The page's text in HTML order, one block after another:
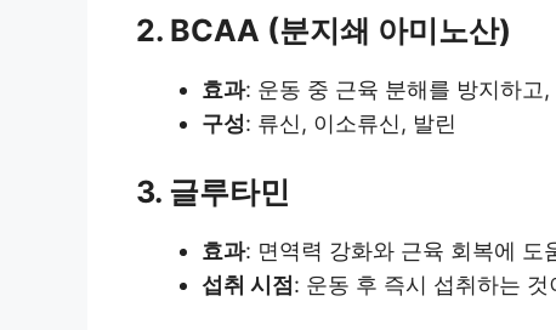
2. BCAA (분지쇄 아미노산)
효과: 운동 중 근육 분해를 방지하고
구성: 류신, 이소류신, 발린
3. 글루타민
효과: 면역력 강화와 근육 회복에 도
섭취 시점: 운동 후 즉시 섭취하는